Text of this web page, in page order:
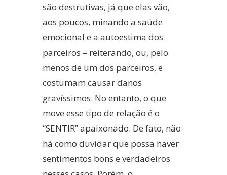
são destrutivas, já que elas vão,
aos poucos, minando a saúde
emocional e a autoestima dos
parceiros – reiterando, ou, pelo
menos de um dos parceiros, e
costumam causar danos
gravíssimos. No entanto, o que
move esse tipo de relação é o
“SENTIR” apaixonado. De fato, não
há como duvidar que possa haver
sentimentos bons e verdadeiros